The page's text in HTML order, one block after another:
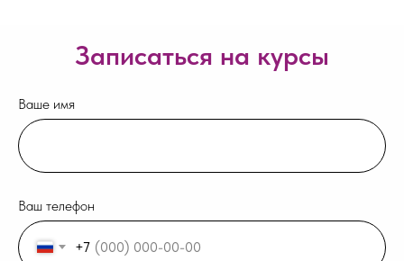
Записаться на курсы
Ваше имя
Ваш телефон
+7